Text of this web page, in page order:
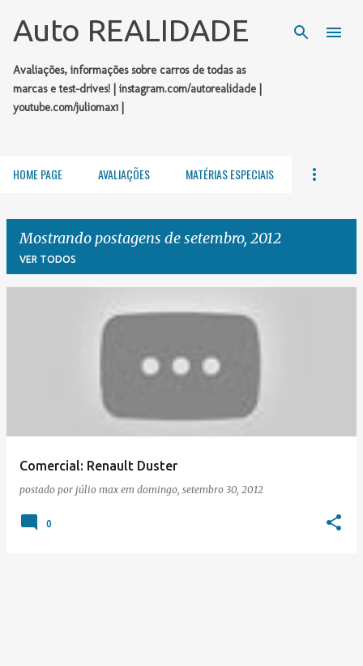
Pular para o conteúdo principal
Auto REALIDADE
Avaliações, informações sobre carros de todas as
marcas e test-drives! | instagram.com/autorealidade |
youtube.com/juliomax1 |
HOME PAGE AVALIAÇÕES MATÉRIAS ESPECIAIS
Mostrando postagens de setembro, 2012
VER TODOS
g
Comercial: Renault Duster
postado por júlio max em domingo, setembro 30, 2012
0